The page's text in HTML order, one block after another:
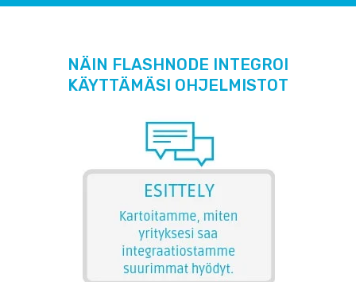
NÄIN FLASHNODE INTEGROI
KÄYTTÄMÄSI OHJELMISTOT